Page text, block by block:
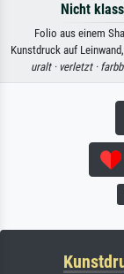
Nicht
Folio aus einem
Kunstdruck auf
uralt · verletzt ·